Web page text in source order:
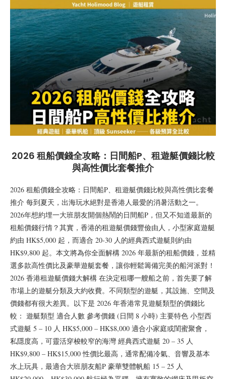
2026 租船價錢全攻略：日間船P、租遊艇價錢比較
與高性價比套餐推介
2026 租船價錢全攻略：日間船P、租遊艇價錢比較與高性價比套餐
推介 每到夏天，出海玩水絕對是香港人最愛的消暑活動之一。
2026年想約埋一大班朋友開個熱鬧的日間船P，但又不知道最新的
租船價錢行情？其實，香港的租遊艇價錢豐儉由人，小型家庭遊艇
約由 HK$5,000 起，而適合 20-30 人的經典西式遊艇則約由
HK$9,800 起。本文將為你全面解構 2026 年最新的租船價錢，並精
選多款高性價比及豪華遊艇套餐，讓你輕鬆籌備完美的船河派對！
2026 香港租遊艇價錢大解構 在決定租哪一艘船之前，首先要了解
市場上的遊艇分類及大約收費。不同類型的遊艇，其設施、空間及
價錢都有很大差異。以下是 2026 年香港常見遊艇類型的價錢比
較： 遊艇類型 適合人數 參考價錢 (日間 8 小時) 主要特色 小型西
式遊艇 5 – 10 人 HK$5,000 – HK$8,000 適合小家庭或閨蜜聚會，
私隱度高，可靈活穿梭較窄的海灣 經典西式遊艇 20 – 35 人
HK$9,800 – HK$15,000 性價比最高，通常配備冷氣、音響及基本
水上玩具，最適合大班朋友船P 豪華雙體帆船 15 – 25 人